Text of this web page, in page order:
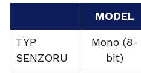
MODEL
TYP
SENZORU
Mono (8-
bit)